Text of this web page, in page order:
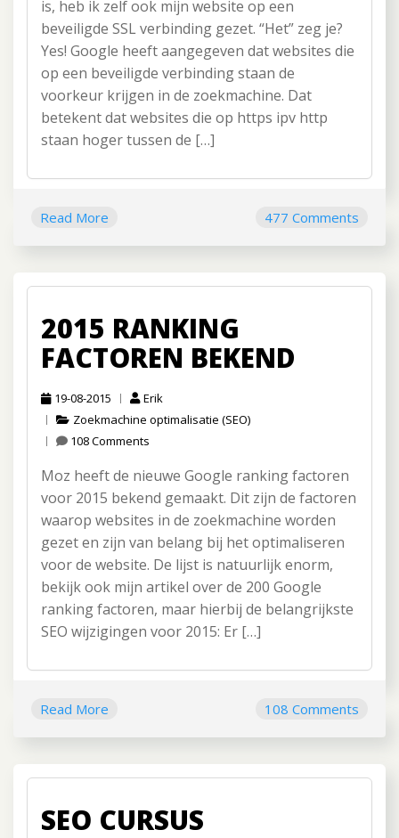
is, heb ik zelf ook mijn website op een
beveiligde SSL verbinding gezet. “Het” zeg je?
Yes! Google heeft aangegeven dat websites die
op een beveiligde verbinding staan de
voorkeur krijgen in de zoekmachine. Dat
betekent dat websites die op https ipv http
staan hoger tussen de […]
Read More 477 Comments
2015 RANKING
FACTOREN BEKEND
19-08-2015
Erik
Zoekmachine optimalisatie (SEO)
108 Comments
Moz heeft de nieuwe Google ranking factoren
voor 2015 bekend gemaakt. Dit zijn de factoren
waarop websites in de zoekmachine worden
gezet en zijn van belang bij het optimaliseren
voor de website. De lijst is natuurlijk enorm,
bekijk ook mijn artikel over de 200 Google
ranking factoren, maar hierbij de belangrijkste
SEO wijzigingen voor 2015: Er […]
Read More 108 Comments
SEO CURSUS